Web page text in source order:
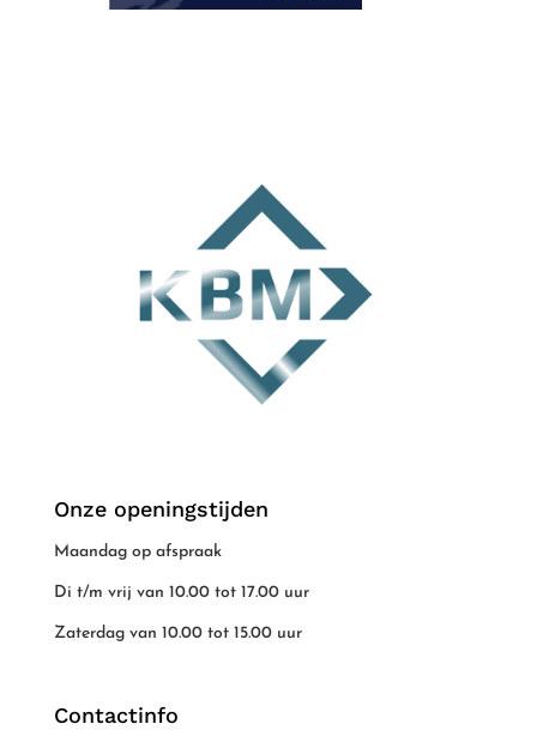
Onze openingstijden
Maandag op afspraak
Di t/m vrij van 10.00 tot 17.00 uur
Zaterdag van 10.00 tot 15.00 uur
Contactinfo